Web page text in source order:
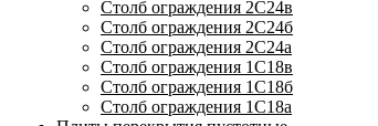
Столб ограждения 2С24в
Столб ограждения 2С24б
Столб ограждения 2С24а
Столб ограждения 1С18в
Столб ограждения 1С18б
Столб ограждения 1С18а